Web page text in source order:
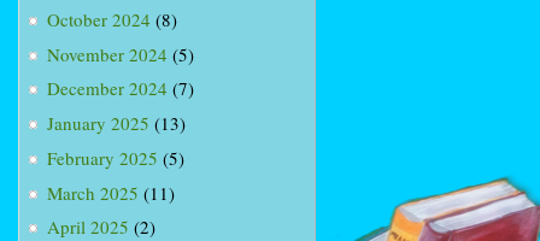
October 2024 (8)
November 2024 (5)
December 2024 (7)
January 2025 (13)
February 2025 (5)
March 2025 (11)
April 2025 (2)